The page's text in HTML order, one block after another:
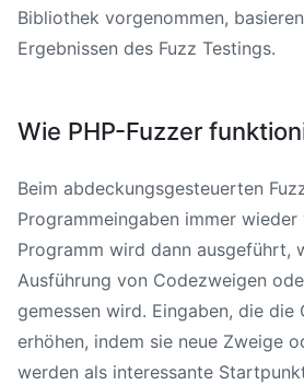
Bibliothek vorgenommen,
Ergebnissen des Fuzz Testings.
Wie PHP-Fuzzer
Beim abdeckungsgesteuerten
Programmeingaben immer
Programm wird dann ausgeführt,
Ausführung von Codezweigen
gemessen wird. Eingaben, die die
erhöhen, indem sie neue Zweige
werden als interessante